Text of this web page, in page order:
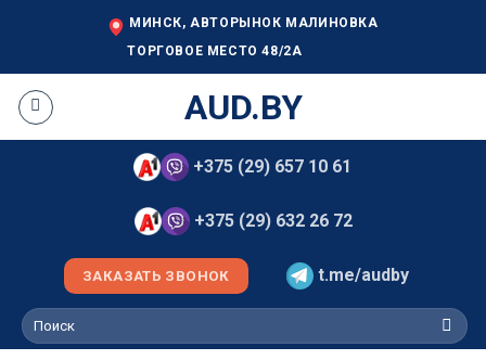
МИНСК, АВТОРЫНОК МАЛИНОВКА
ТОРГОВОЕ МЕСТО 48/2А
AUD.BY
+375 (29) 657 10 61
+375 (29) 632 26 72
ЗАКАЗАТЬ ЗВОНОК t.me/audby
Искать: